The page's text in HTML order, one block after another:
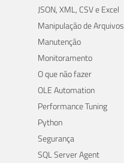
JSON, XML, CSV e Excel
Manipulação de Arquivos
Manutenção
Monitoramento
O que não fazer
OLE Automation
Performance Tuning
Python
Segurança
SQL Server Agent